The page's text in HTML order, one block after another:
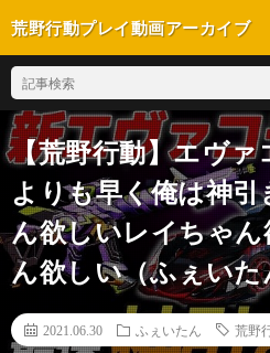
荒野行動プレイ動画アーカイブ
【荒野行動】エヴ
よりも早く俺は神
ん欲しいレイちゃ
ん欲しい（ふぇいた
2021.06.30 ふぇいたん 荒野